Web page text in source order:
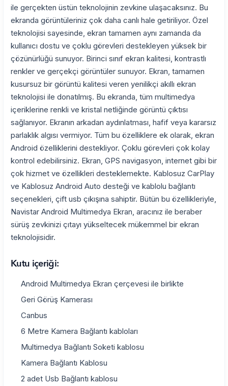
ile gerçekten üstün teknolojinin zevkine ulaşacaksınız. Bu
ekranda görüntüleriniz çok daha canlı hale getiriliyor. Özel
teknolojisi sayesinde, ekran tamamen aynı zamanda da
kullanıcı dostu ve çoklu görevleri destekleyen yüksek bir
çözünürlüğü sunuyor. Birinci sınıf ekran kalitesi, kontrastlı
renkler ve gerçekçi görüntüler sunuyor. Ekran, tamamen
kusursuz bir görüntü kalitesi veren yenilikçi akıllı ekran
teknolojisi ile donatılmış. Bu ekranda, tüm multimedya
içeriklerine renkli ve kristal netliğinde görüntü çıktısı
sağlanıyor. Ekranın arkadan aydınlatması, hafif veya kararsız
parlaklık algısı vermiyor. Tüm bu özelliklere ek olarak, ekran
Android özelliklerini destekliyor. Çoklu görevleri çok kolay
kontrol edebilirsiniz. Ekran, GPS navigasyon, internet gibi bir
çok hizmet ve özellikleri desteklemekte. Kablosuz CarPlay
ve Kablosuz Android Auto desteği ve kablolu bağlantı
seçenekleri, çift usb çıkışına sahiptir. Bütün bu özellikleriyle,
Navistar Android Multimedya Ekran, aracınız ile beraber
sürüş zevkinizi çıtayı yükseltecek mükemmel bir ekran
teknolojisidir.
Kutu içeriği:
Android Multimedya Ekran çerçevesi ile birlikte
Geri Görüş Kamerası
Canbus
6 Metre Kamera Bağlantı kabloları
Multimedya Bağlantı Soketi kablosu
Kamera Bağlantı Kablosu
2 adet Usb Bağlantı kablosu